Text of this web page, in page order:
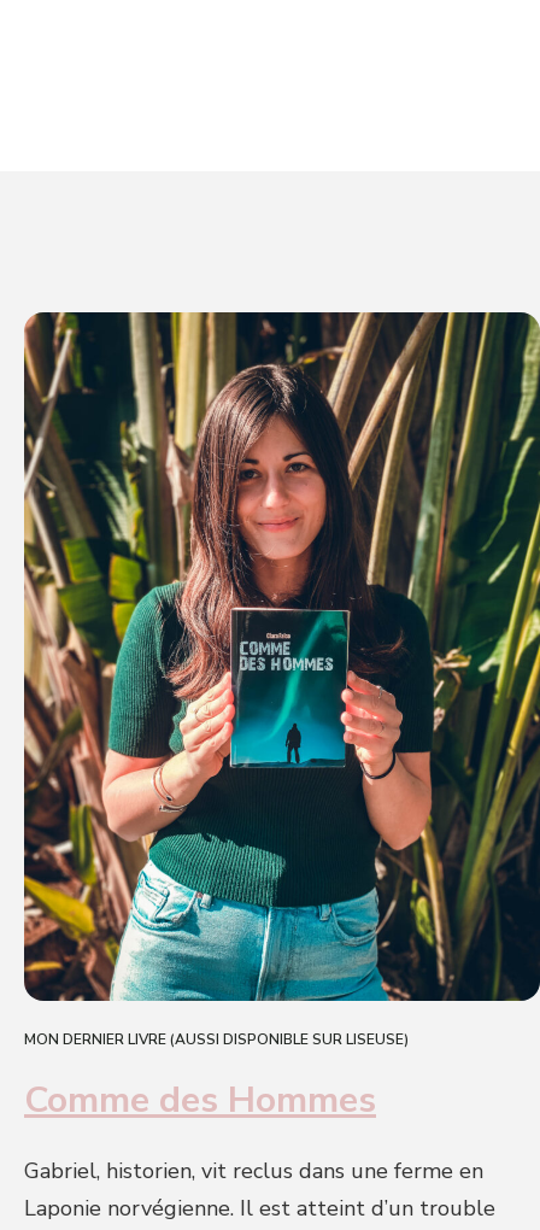
MON DERNIER LIVRE (AUSSI DISPONIBLE SUR LISEUSE)
Comme des Hommes
Gabriel, historien, vit reclus dans une ferme en
Laponie norvégienne. Il est atteint d’un trouble